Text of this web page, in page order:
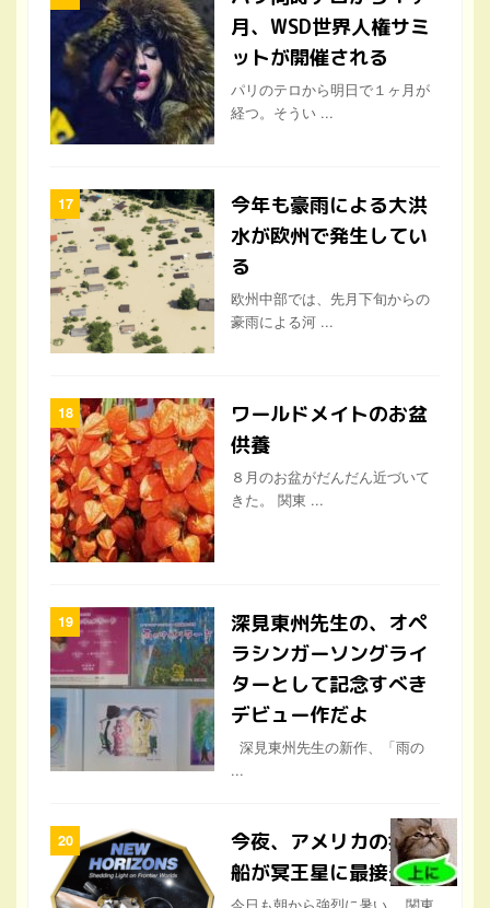
月、WSD世界人権サミ
ットが開催される
パリのテロから明日で１ヶ月が
経つ。そうい ...
今年も豪雨による大洪
水が欧州で発生してい
る
欧州中部では、先月下旬からの
豪雨による河 ...
ワールドメイトのお盆
供養
８月のお盆がだんだん近づいて
きた。 関東 ...
深見東州先生の、オペ
ラシンガーソングライ
ターとして記念すべき
デビュー作だよ
深見東州先生の新作、「雨の
...
今夜、アメリカの探査
船が冥王星に最接近